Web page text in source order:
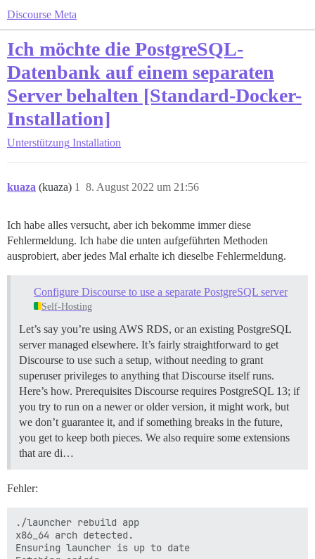
Discourse Meta
Ich möchte die PostgreSQL-
Datenbank auf einem separaten
Server behalten [Standard-Docker-
Installation]
Unterstützung Installation
kuaza (kuaza) 8. August 2022 um 21:56
1
Ich habe alles versucht, aber ich bekomme immer diese
Fehlermeldung. Ich habe die unten aufgeführten Methoden
ausprobiert, aber jedes Mal erhalte ich dieselbe Fehlermeldung.
Configure Discourse to use a separate PostgreSQL server
Self-Hosting
Let’s say you’re using AWS RDS, or an existing PostgreSQL
server managed elsewhere. It’s fairly straightforward to get
Discourse to use such a setup, without needing to grant
superuser privileges to anything that Discourse itself runs.
Here’s how. Prerequisites Discourse requires PostgreSQL 13; if
you try to run on a newer or older version, it might work, but
we don’t guarantee it, and if something breaks in the future,
you get to keep both pieces. We also require some extensions
that are di…
Fehler:
./launcher rebuild app
x86_64 arch detected.
Ensuring launcher is up to date